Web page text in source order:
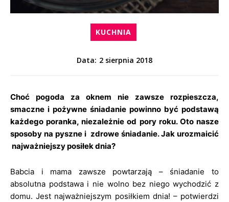
KUCHNIA
Data: 2 sierpnia 2018
Choć pogoda za oknem nie zawsze rozpieszcza,
smaczne i pożywne śniadanie powinno być podstawą
każdego poranka, niezależnie od pory roku. Oto nasze
sposoby na pyszne i zdrowe śniadanie. Jak urozmaicić
najważniejszy posiłek dnia?
Babcia i mama zawsze powtarzają – śniadanie to
absolutna podstawa i nie wolno bez niego wychodzić z
domu. Jest najważniejszym posiłkiem dnia! – potwierdzi